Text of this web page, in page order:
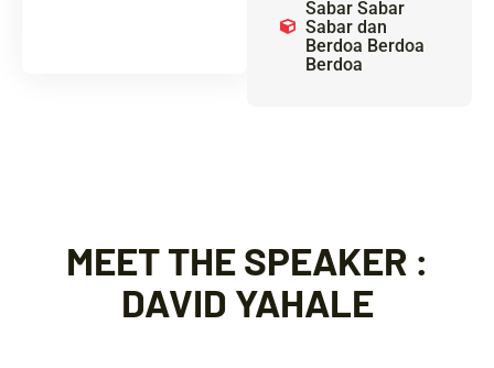
Sabar Sabar
Sabar dan
Berdoa Berdoa
Berdoa
MEET THE SPEAKER :
DAVID YAHALE